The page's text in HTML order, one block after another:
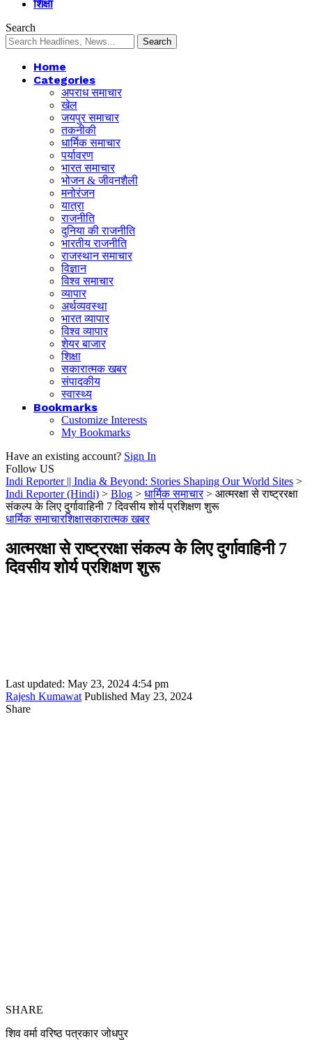
शिक्षा
Search
Home
Categories
अपराध समाचार
खेल
जयपुर समाचार
तकनीकी
धार्मिक समाचार
पर्यावरण
भारत समाचार
भोजन & जीवनशैली
मनोरंजन
यात्रा
राजनीति
दुनिया की राजनीति
भारतीय राजनीति
राजस्थान समाचार
विज्ञान
विश्व समाचार
व्यापार
अर्थव्यवस्था
भारत व्यापार
विश्व व्यापार
शेयर बाजार
शिक्षा
सकारात्मक खबर
संपादकीय
स्वास्थ्य
Bookmarks
Customize Interests
My Bookmarks
Have an existing account? Sign In
Follow US
Indi Reporter || India & Beyond: Stories Shaping Our World Sites >
Indi Reporter (Hindi) > Blog > धार्मिक समाचार> आत्मरक्षा से राष्ट्ररक्षा
संकल्प के लिए दुर्गावाहिनी 7 दिवसीय शोर्य प्रशिक्षण शुरू
धार्मिक समाचारशिक्षासकारात्मक खबर
आत्मरक्षा से राष्ट्ररक्षा संकल्प के लिए दुर्गावाहिनी 7
दिवसीय शोर्य प्रशिक्षण शुरू
Last updated: May 23, 2024 4:54 pm
Rajesh Kumawat Published May 23, 2024
Share
SHARE
शिव वर्मा वरिष्ठ पत्रकार जोधपुर